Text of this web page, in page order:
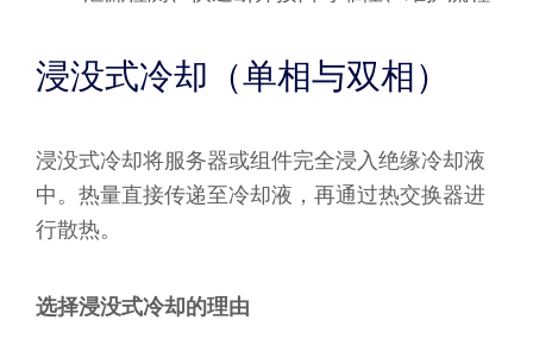
浸没式冷却（单相与双相）
浸没式冷却将服务器或组件完全浸入绝缘冷却液
中。热量直接传递至冷却液，再通过热交换器进
行散热。
选择浸没式冷却的理由